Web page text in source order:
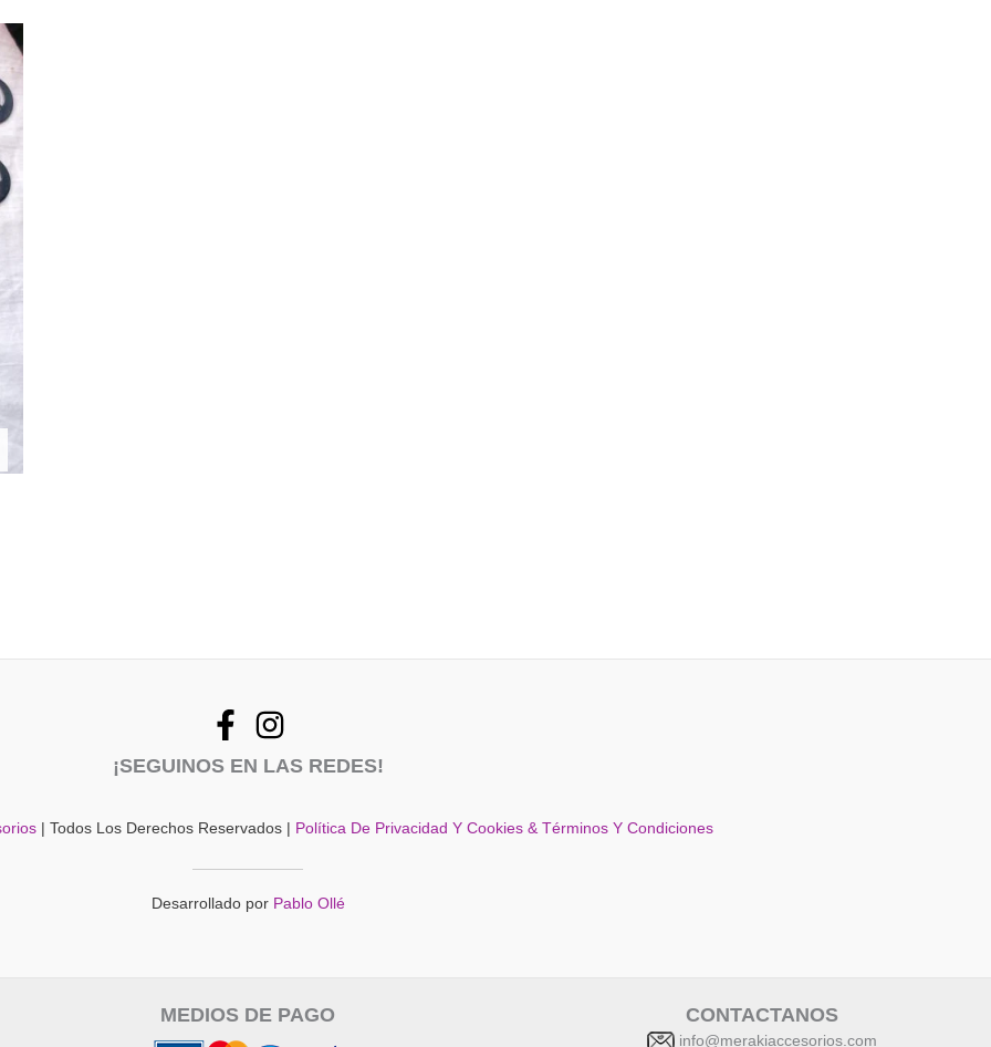
¡SEGUINOS EN LAS REDES!
| Todos Los Derechos Reservados | Política De Privacidad Y Cookies & Términos Y Condiciones
Desarrollado por Pablo Ollé
MEDIOS DE PAGO CONTACTANOS
info@merakiaccesorios.com